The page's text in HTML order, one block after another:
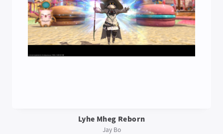
Lyhe Mheg Reborn
Jay Bo